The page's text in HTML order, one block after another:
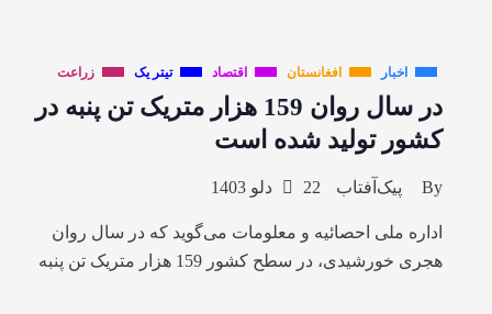
اخبار افغانستان اقتصاد تیتر یک زراعت
در سال روان 159 هزار متریک تن پنبه در
کشور تولید شده است
By پیک‌آفتاب 22 دلو 1403
اداره ملی احصائیه و معلومات می‌گوید که در سال روان
هجری خورشیدی، در سطح کشور 159 هزار متریک تن پنبه